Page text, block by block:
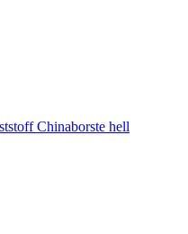
Chinaborste hell